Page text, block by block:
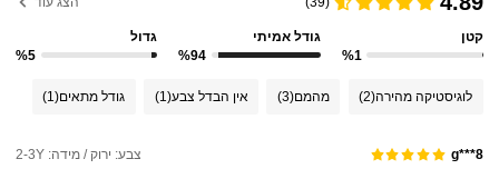
קטן
%1
גודל אמיתי
%94
גדול
%5
לוגיסטיקה מהירה(2) מהמם(3) אין הבדל צבע(1) גודל מתאים(1)
g***8 צבע: ירוק / מידה: 2-3Y